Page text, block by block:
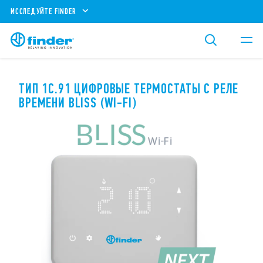
ИССЛЕДУЙТЕ FINDER
ТИП 1С.91 ЦИФРОВЫЕ ТЕРМОСТАТЫ С РЕЛЕ
ВРЕМЕНИ BLISS (WI-FI)